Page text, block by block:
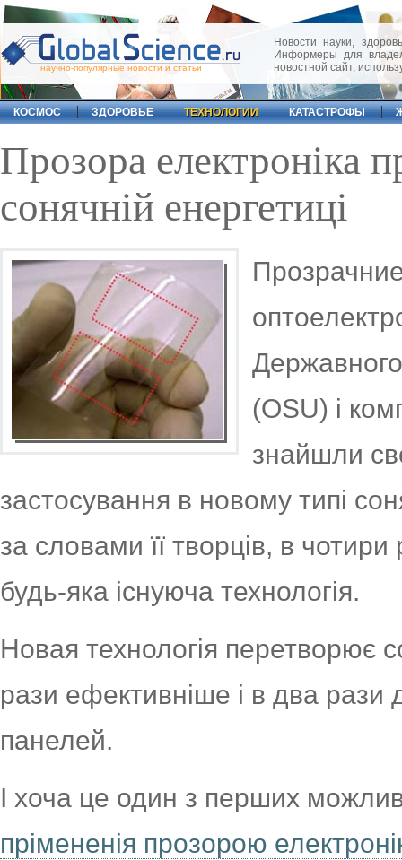
научно-популярные новости и статьи
Новости науки,
Информеры для
новостной сайт,
КОСМОС ЗДОРОВЬЕ ТЕХНОЛОГИИ КАТАСТРОФЫ
Прозора електроніка
сонячній енергетиці
(OSU) і
знайшли
застосування в новому типі
за словами її творців, в
будь-яка існуюча технологія.
Новая технологія перетворює
рази ефективніше і в два
панелей.
І хоча це один з перших
прімененія прозорою